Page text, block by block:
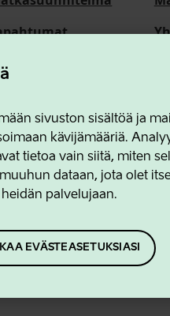
sivuston sisältöä ja
kävijämääriä.
tietoa vain siitä, miten
dataan, jota olet
palvelujaan.
EVÄSTEASETUKSIASI
Estonian Business and